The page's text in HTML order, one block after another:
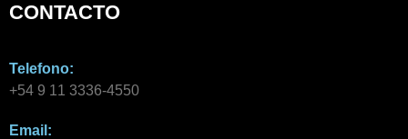
CONTACTO
Telefono:
+54 9 11 3336-4550​
Email: